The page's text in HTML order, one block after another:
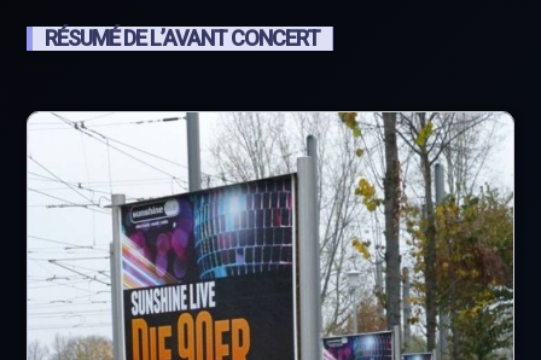
RÉSUMÉ DE L’AVANT CONCERT